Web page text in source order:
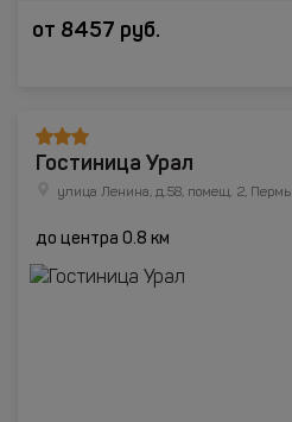
от 8457 руб.
Гостиница Урал
улица Ленина, д.58, помещ. 2, Пермь
до центра 0.8 км